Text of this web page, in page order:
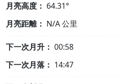
月亮高度： 64.31°
月亮距離： N/A公里
下一次月升： 00:58
下一次月落： 14:47